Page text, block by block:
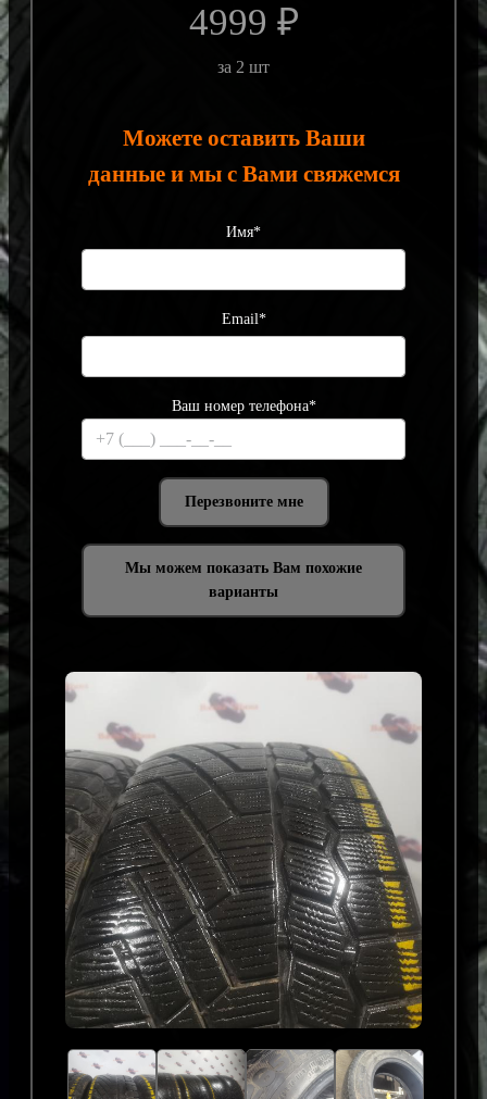
4999 ₽
за 2 шт
Можете оставить Ваши
данные и мы с Вами свяжемся
Имя*
Email*
Ваш номер телефона*
Мы можем показать Вам похожие
варианты